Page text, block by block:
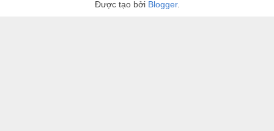
Được tạo bởi Blogger.